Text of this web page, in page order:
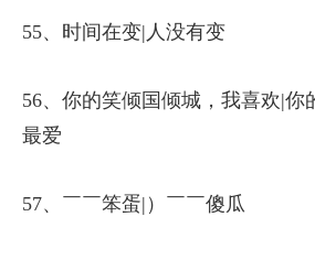
55、时间在变|人没有变
56、你的笑倾国倾城，我喜欢|你
最爱
57、￣￣笨蛋|）￣￣傻瓜